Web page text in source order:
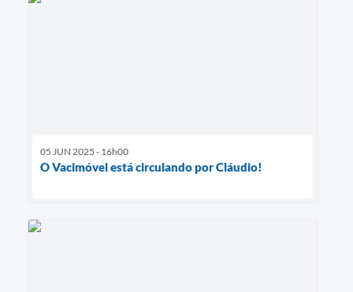
05 JUN 2025 - 16h00
O Vacimóvel está circulando por Cláudio!